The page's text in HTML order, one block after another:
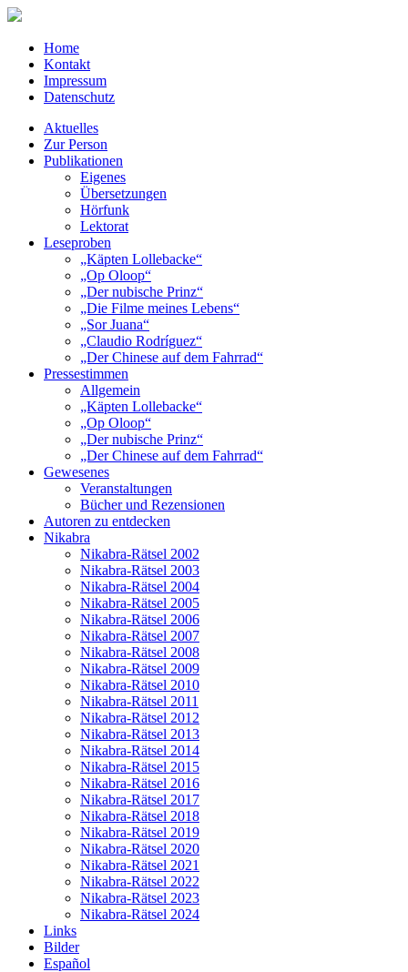
Home
Kontakt
Impressum
Datenschutz
Aktuelles
Zur Person
Publikationen
Eigenes
Übersetzungen
Hörfunk
Lektorat
Leseproben
„Käpten Lollebacke“
„Op Oloop“
„Der nubische Prinz“
„Die Filme meines Lebens“
„Sor Juana“
„Claudio Rodríguez“
„Der Chinese auf dem Fahrrad“
Pressestimmen
Allgemein
„Käpten Lollebacke“
„Op Oloop“
„Der nubische Prinz“
„Der Chinese auf dem Fahrrad“
Gewesenes
Veranstaltungen
Bücher und Rezensionen
Autoren zu entdecken
Nikabra
Nikabra-Rätsel 2002
Nikabra-Rätsel 2003
Nikabra-Rätsel 2004
Nikabra-Rätsel 2005
Nikabra-Rätsel 2006
Nikabra-Rätsel 2007
Nikabra-Rätsel 2008
Nikabra-Rätsel 2009
Nikabra-Rätsel 2010
Nikabra-Rätsel 2011
Nikabra-Rätsel 2012
Nikabra-Rätsel 2013
Nikabra-Rätsel 2014
Nikabra-Rätsel 2015
Nikabra-Rätsel 2016
Nikabra-Rätsel 2017
Nikabra-Rätsel 2018
Nikabra-Rätsel 2019
Nikabra-Rätsel 2020
Nikabra-Rätsel 2021
Nikabra-Rätsel 2022
Nikabra-Rätsel 2023
Nikabra-Rätsel 2024
Links
Bilder
Español